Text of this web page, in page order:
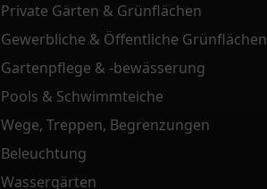
Private Gärten & Grünflächen
Gewerbliche & Öffentliche Grünflächen
Gartenpflege & -bewässerung
Pools & Schwimmteiche
Wege, Treppen, Begrenzungen
Beleuchtung
Wassergärten